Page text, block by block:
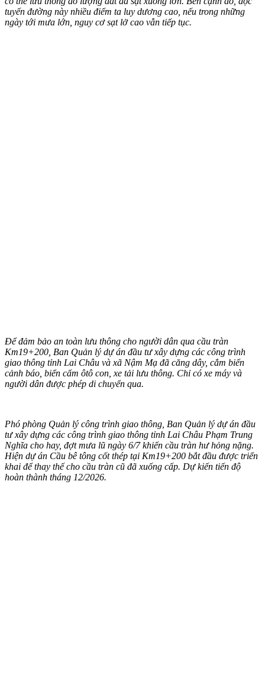
tuyến đường này nhiều điểm ta luy dương cao, nếu trong những
ngày tới mưa lớn, nguy cơ sạt lở cao vẫn tiếp tục.
Để đảm bảo an toàn lưu thông cho người dân qua cầu tràn
Km19+200, Ban Quản lý dự án đầu tư xây dựng các công trình
giao thông tỉnh Lai Châu và xã Nậm Mạ đã căng dây, cắm biển
cảnh báo, biển cấm ôtô con, xe tải lưu thông. Chỉ có xe máy và
người dân được phép di chuyển qua.
Phó phòng Quản lý công trình giao thông, Ban Quản lý dự án đầu
tư xây dựng các công trình giao thông tỉnh Lai Châu Phạm Trung
Nghĩa cho hay, đợt mưa lũ ngày 6/7 khiến cầu tràn hư hỏng nặng.
Hiện dự án Cầu bê tông cốt thép tại Km19+200 bắt đầu được triển
khai để thay thế cho cầu tràn cũ đã xuống cấp. Dự kiến tiến độ
hoàn thành tháng 12/2026.